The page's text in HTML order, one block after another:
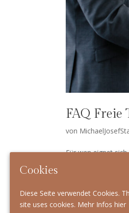
FAQ Freie
von
Für wen eig­net
und authen­tisch
Cookies
Diese Seite verwendet Cookies.
site uses cookies. Mehr Infos hier